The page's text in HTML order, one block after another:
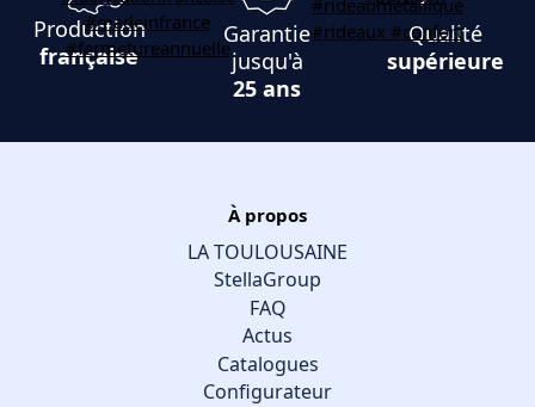
Production
française
Garantie
jusqu'à
25 ans
Qualité
supérieure
À propos
LA TOULOUSAINE
StellaGroup
FAQ
Actus
Catalogues
Configurateur